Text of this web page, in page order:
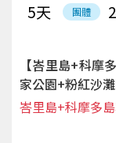
團體
5天
【峇里島+科摩
家公園+粉紅沙
峇里島+科摩多